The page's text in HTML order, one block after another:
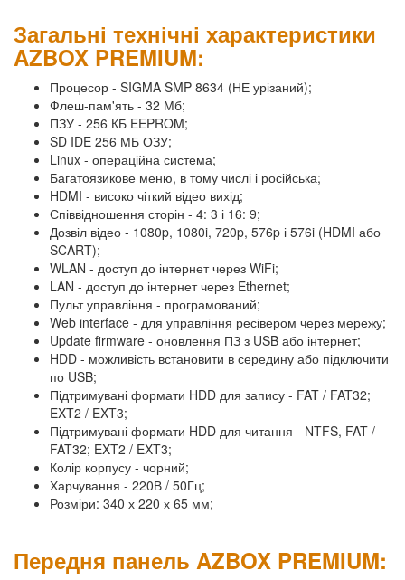
Загальні технічні характеристики
AZBOX PREMIUM:
Процесор - SIGMA SMP 8634 (НЕ урізаний);
Флеш-пам'ять - 32 Мб;
ПЗУ - 256 КБ EEPROM;
SD IDE 256 МБ ОЗУ;
Linux - операційна система;
Багатоязикове меню, в тому числі і російська;
HDMI - високо чіткий відео вихід;
Співвідношення сторін - 4: 3 і 16: 9;
Дозвіл відео - 1080p, 1080i, 720p, 576p і 576i (HDMI або
SCART);
WLAN - доступ до інтернет через WiFi;
LAN - доступ до інтернет через Ethernet;
Пульт управління - програмований;
Web interface - для управління ресівером через мережу;
Update firmware - оновлення ПЗ з USB або інтернет;
HDD - можливість встановити в середину або підключити
по USB;
Підтримувані формати HDD для запису - FAT / FAT32;
EXT2 / EXT3;
Підтримувані формати HDD для читання - NTFS, FAT /
FAT32; EXT2 / EXT3;
Колір корпусу - чорний;
Харчування - 220В / 50Гц;
Розміри: 340 х 220 х 65 мм;
Передня панель AZBOX PREMIUM: